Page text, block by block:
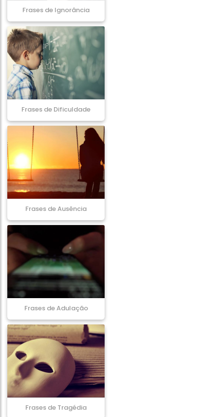
Frases de Ignorância
Frases de Dificuldade
Frases de Ausência
Frases de Adulação
Frases de Tragédia